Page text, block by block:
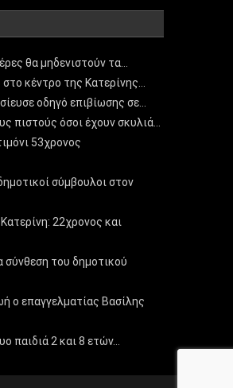
θα μηδενιστούν τα…
στο κέντρο της Κατερίνης…
οδηγό επιβίωσης σε…
πιστούς όσοι έχουν σκυλιά…
53χρονος
σύμβουλοι στον
22χρονος και
σύνθεση του δημοτικού
ο επαγγελματίας Βασίλης
παιδιά 2 και 8 ετών…